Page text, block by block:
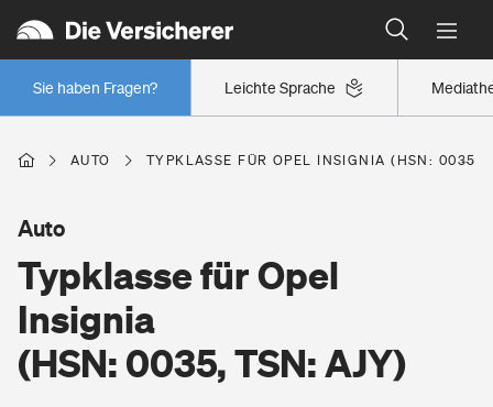
Leichte Sprache
Sie haben Fragen?
Wer versichert was: Jetzt Versicherer finden
Regionalklassen: So ist Ihre Region eingestuft
Wer versichert was: Jetzt Versicherer finden
Berufsunfähigkeitsversicherung
Erwerbsunfähigkeitsversicherung
Wohnen
Wohngebäudeversicherung
AUTO TYPKLASSE FÜR OPEL INSIGNIA (HSN: 0035,
Typklasse für Opel
Insignia
(HSN: 0035, TSN: AJY)
Auto